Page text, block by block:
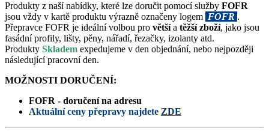
Produkty z naší nabídky, které lze doručit pomocí služby FOFR
jsou vždy v kartě produktu výrazně označeny logem FOFR .
Přepravce FOFR je ideální volbou pro většía těžší zboží, jako jsou
fasádní profily, lišty, pěny, nářadí, řezačky, izolanty atd.
Produkty Skladem expedujeme v den objednání, nebo nejpozději
následující pracovní den.
MOŽNOSTI DORUČENÍ:
FOFR - doručení na adresu
Aktuální ceny přepravy najdete ZDE